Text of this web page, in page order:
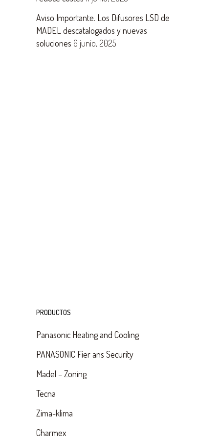
Aviso Importante. Los Difusores LSD de
MADEL descatalogados y nuevas
soluciones 6 junio, 2025
PRODUCTOS
Panasonic Heating and Cooling
PANASONIC Fier ans Security
Madel – Zoning
Tecna
Zima-klima
Charmex